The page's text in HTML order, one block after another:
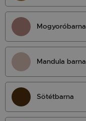
Mogyoróbarna
Mandula barna
Sötétbarna